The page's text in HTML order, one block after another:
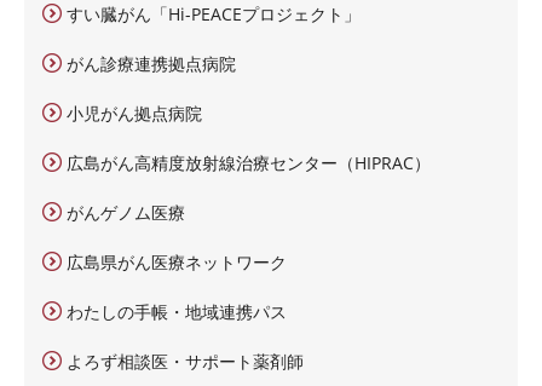
すい臓がん「Hi-PEACEプロジェクト」
がん診療連携拠点病院
小児がん拠点病院
広島がん高精度放射線治療センター（HIPRAC）
がんゲノム医療
広島県がん医療ネットワーク
わたしの手帳・地域連携パス
よろず相談医・サポート薬剤師